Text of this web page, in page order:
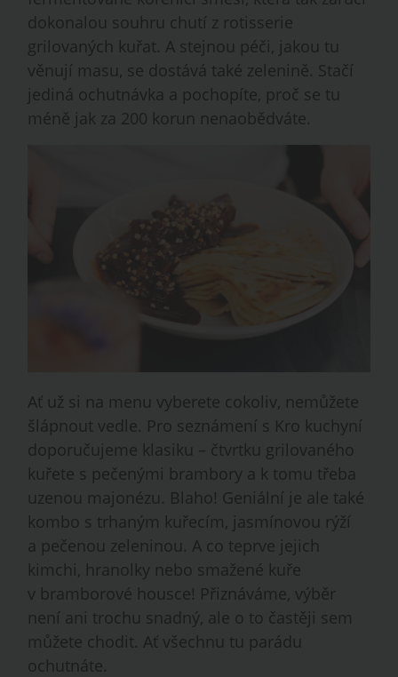
dokonalou souhru chutí z rotisserie
grilovaných kuřat. A stejnou péči, jakou tu
věnují masu, se dostává také zelenině. Stačí
jediná ochutnávka a pochopíte, proč se tu
méně jak za 200 korun nenaobědváte.
Ať už si na menu vyberete cokoliv, nemůžete
šlápnout vedle. Pro seznámení s Kro kuchyní
doporučujeme klasiku – čtvrtku grilovaného
kuřete s pečenými brambory a k tomu třeba
uzenou majonézu. Blaho! Geniální je ale také
kombo s trhaným kuřecím, jasmínovou rýží
a pečenou zeleninou. A co teprve jejich
kimchi, hranolky nebo smažené kuře
v bramborové housce! Přiznáváme, výběr
není ani trochu snadný, ale o to častěji sem
můžete chodit. Ať všechnu tu parádu
ochutnáte.